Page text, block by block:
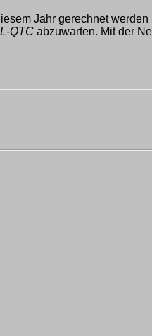
Jahr gerechnet
QTC abzuwarten. Mit der